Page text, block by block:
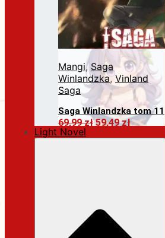
Mangi, Saga
Winlandzka, Vinland
Saga
Saga Winlandzka tom 11
69,99złPierwotna
59,49złAktualna
Dodaj do koszyka
Light Novel